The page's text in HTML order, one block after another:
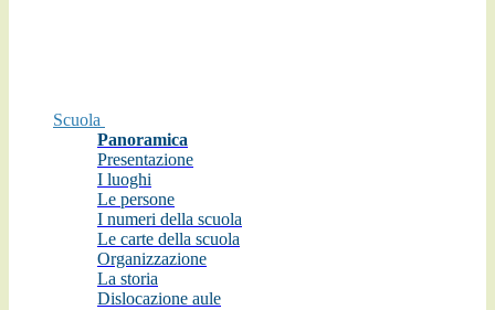
Scuola
Panoramica
Presentazione
I luoghi
Le persone
I numeri della scuola
Le carte della scuola
Organizzazione
La storia
Dislocazione aule